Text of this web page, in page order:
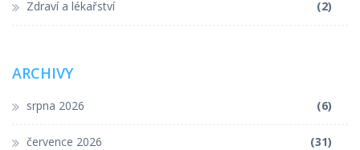
Zdraví a lékařství (2)
ARCHIVY
srpna 2026 (6)
července 2026 (31)